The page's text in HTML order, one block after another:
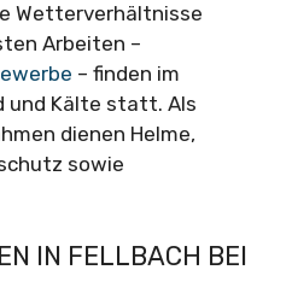
Wetterverhältnisse
Arbeiten –
– finden im
und Kälte statt. Als
dienen Helme,
sowie
IN FELLBACH BEI